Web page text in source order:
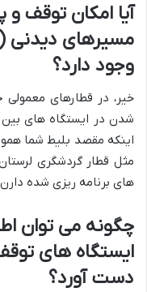
آیا امکان توقف
مسیرهای دیدنی
وجود دارد؟
خیر، در قطارهای
شدن در ایستگاه های بین
اینکه مقصد بلیط شما
مثل قطار گردشگری
های برنامه ریزی شده
چگونه می توان
ایستگاه های
دست آورد؟